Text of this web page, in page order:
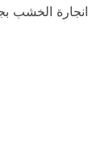
انجارة الخشب